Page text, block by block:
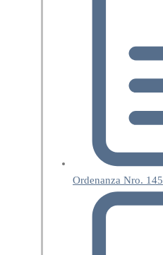
Ordenanza Nro. 145